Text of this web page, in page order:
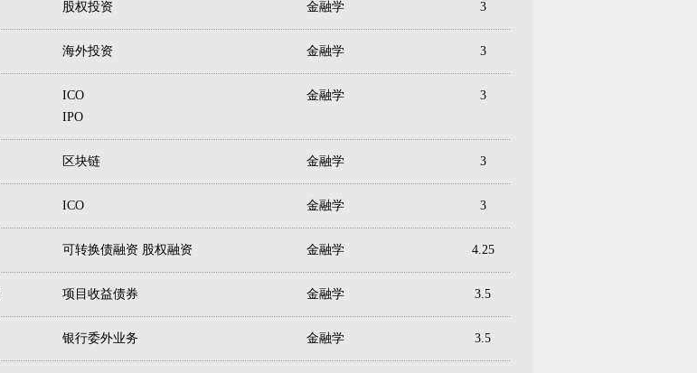
股权投资 金融学 3
海外投资 金融学 3
ICO
IPO
金融学 3
区块链 金融学 3
ICO 金融学 3
可转换债融资 股权融资 金融学 4.25
项目收益债券 金融学 3.5
银行委外业务 金融学 3.5